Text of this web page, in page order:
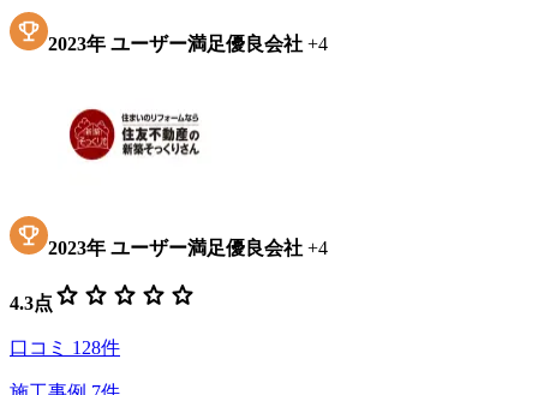
2023年 ユーザー満足優良会社 +4
2023年 ユーザー満足優良会社 +4
4.3点 star star star star star
口コミ 128件